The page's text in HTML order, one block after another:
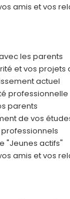
amis et vos
les parents
et vos projets
actuel
professionnelle
parents
de vos
"Jeunes actifs"
amis et vos